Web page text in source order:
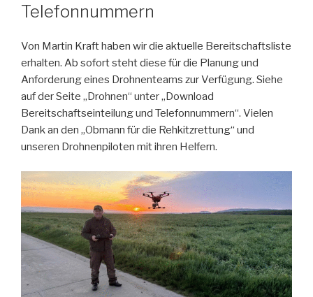
Telefonnummern
Von Martin Kraft haben wir die aktuelle Bereitschaftsliste
erhalten. Ab sofort steht diese für die Planung und
Anforderung eines Drohnenteams zur Verfügung. Siehe
auf der Seite „Drohnen“ unter „Download
Bereitschaftseinteilung und Telefonnummern“. Vielen
Dank an den „Obmann für die Rehkitzrettung“ und
unseren Drohnenpiloten mit ihren Helfern.